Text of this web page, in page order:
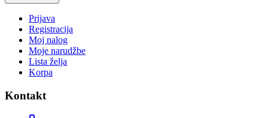
Prijava
Registracija
Moj nalog
Moje narudžbe
Lista želja
Korpa
Kontakt